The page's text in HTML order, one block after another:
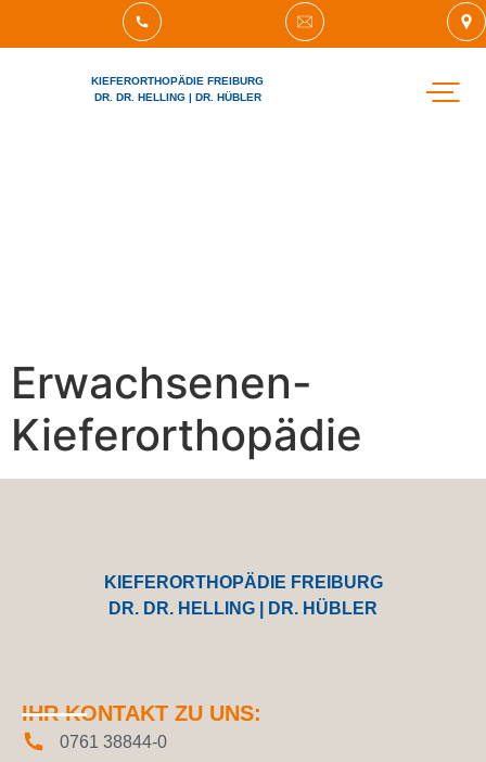
KIEFERORTHOPÄDIE FREIBURG
DR. DR. HELLING | DR. HÜBLER
Erwachsenen-
Kieferorthopädie
KIEFERORTHOPÄDIE FREIBURG
DR. DR. HELLING | DR. HÜBLER
IHR KONTAKT ZU UNS:
0761 38844-0